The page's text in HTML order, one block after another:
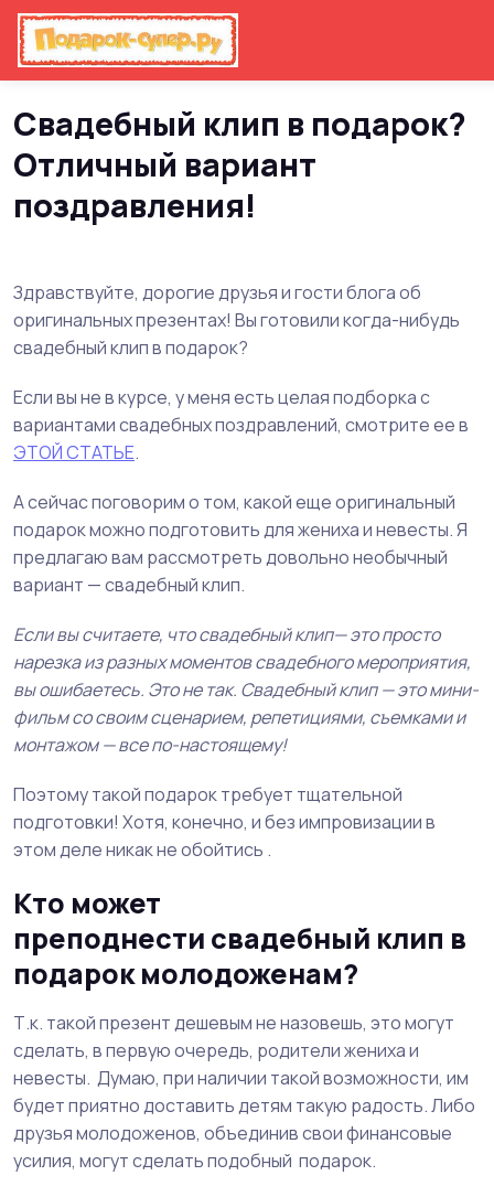
Главная Свадьба
Свадебный клип в подарок?
Отличный вариант
поздравления!
Здравствуйте, дорогие друзья и гости блога об
оригинальных презентах! Вы готовили когда-нибудь
свадебный клип в подарок?
Если вы не в курсе, у меня есть целая подборка с
вариантами свадебных поздравлений, смотрите ее в
ЭТОЙ СТАТЬЕ.
А сейчас поговорим о том, какой еще оригинальный
подарок можно подготовить для жениха и невесты. Я
предлагаю вам рассмотреть довольно необычный
вариант — свадебный клип.
Если вы считаете, что свадебный клип— это просто
нарезка из разных моментов свадебного мероприятия,
вы ошибаетесь. Это не так. Свадебный клип — это мини-
фильм со своим сценарием, репетициями, съемками и
монтажом — все по-настоящему!
Поэтому такой подарок требует тщательной
подготовки! Хотя, конечно, и без импровизации в
этом деле никак не обойтись .
Кто может
преподнести свадебный клип в
подарок молодоженам?
Т.к. такой презент дешевым не назовешь, это могут
сделать, в первую очередь, родители жениха и
невесты. Думаю, при наличии такой возможности, им
будет приятно доставить детям такую радость. Либо
друзья молодоженов, объединив свои финансовые
усилия, могут сделать подобный подарок.